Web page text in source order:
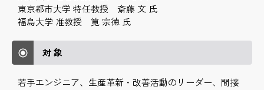
東京都市大学 特任教授 斎藤 文 氏
福島大学 准教授 筧 宗徳 氏
対 象
若手エンジニア、生産革新・改善活動のリーダー、間接